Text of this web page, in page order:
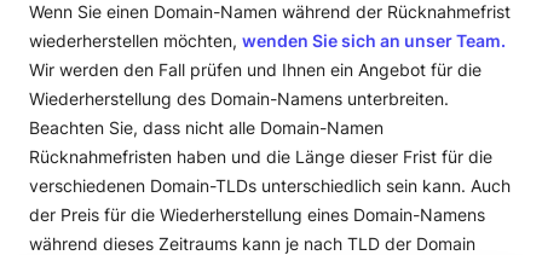
Wenn Sie einen Domain-Namen während der Rücknahmefrist
wiederherstellen möchten, wenden Sie sich an unser Team.
Wir werden den Fall prüfen und Ihnen ein Angebot für die
Wiederherstellung des Domain-Namens unterbreiten.
Beachten Sie, dass nicht alle Domain-Namen
Rücknahmefristen haben und die Länge dieser Frist für die
verschiedenen Domain-TLDs unterschiedlich sein kann. Auch
der Preis für die Wiederherstellung eines Domain-Namens
während dieses Zeitraums kann je nach TLD der Domain